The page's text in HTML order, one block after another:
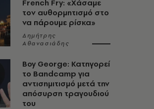
French Fry: «Χάσαμε
τον αυθορμητισμό στο
να πάρουμε ρίσκα»
Δημήτρης
Αθανασιάδης
Boy George: Κατηγορεί
το Bandcamp για
αντισημιτισμό μετά την
απόσυρση τραγουδιού
του